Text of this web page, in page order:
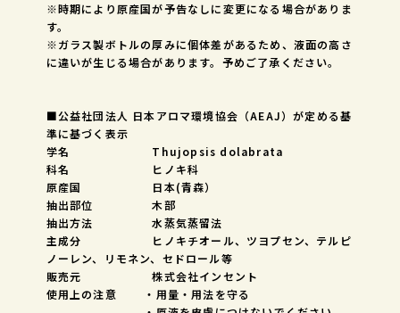
※時期により原産国が予告なしに変更になる場合がありま
す。
※ガラス製ボトルの厚みに個体差があるため、液面の高さ
に違いが生じる場合があります。予めご了承ください。
■公益社団法人 日本アロマ環境協会（AEAJ）が定める基
準に基づく表示
学名 Thujopsis dolabrata
科名 ヒノキ科
原産国 日本(青森）
抽出部位 木部
抽出方法 水蒸気蒸留法
主成分 ヒノキチオール、ツヨプセン、テルピ
ノーレン、リモネン、セドロール等
販売元 株式会社インセント
使用上の注意 ・用量・用法を守る